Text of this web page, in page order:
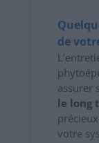
de
assurer
le long
votre